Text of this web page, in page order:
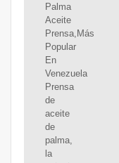
Palma
Aceite
Prensa,Más
Popular
En
Venezuela
Prensa
de
aceite
de
palma,
la